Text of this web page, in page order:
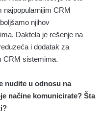
CRM
njihov
Daktela je rešenje na
i dodatak za
CRM sistemima.
nudite u odnosu na
načine komunicirate? Šta